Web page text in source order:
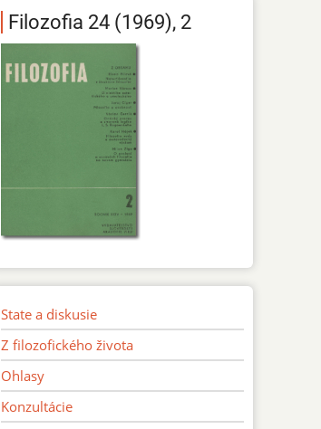
Filozofia 24 (1969), 2
State a diskusie
Z filozofického života
Ohlasy
Konzultácie